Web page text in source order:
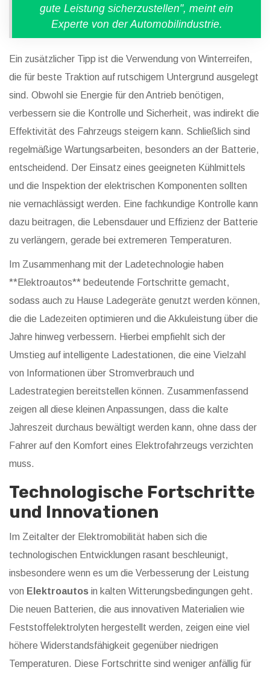
gute Leistung sicherzustellen", meint ein
Experte von der Automobilindustrie.
Ein zusätzlicher Tipp ist die Verwendung von Winterreifen,
die für beste Traktion auf rutschigem Untergrund ausgelegt
sind. Obwohl sie Energie für den Antrieb benötigen,
verbessern sie die Kontrolle und Sicherheit, was indirekt die
Effektivität des Fahrzeugs steigern kann. Schließlich sind
regelmäßige Wartungsarbeiten, besonders an der Batterie,
entscheidend. Der Einsatz eines geeigneten Kühlmittels
und die Inspektion der elektrischen Komponenten sollten
nie vernachlässigt werden. Eine fachkundige Kontrolle kann
dazu beitragen, die Lebensdauer und Effizienz der Batterie
zu verlängern, gerade bei extremeren Temperaturen.
Im Zusammenhang mit der Ladetechnologie haben
**Elektroautos** bedeutende Fortschritte gemacht,
sodass auch zu Hause Ladegeräte genutzt werden können,
die die Ladezeiten optimieren und die Akkuleistung über die
Jahre hinweg verbessern. Hierbei empfiehlt sich der
Umstieg auf intelligente Ladestationen, die eine Vielzahl
von Informationen über Stromverbrauch und
Ladestrategien bereitstellen können. Zusammenfassend
zeigen all diese kleinen Anpassungen, dass die kalte
Jahreszeit durchaus bewältigt werden kann, ohne dass der
Fahrer auf den Komfort eines Elektrofahrzeugs verzichten
muss.
Technologische Fortschritte
und Innovationen
Im Zeitalter der Elektromobilität haben sich die
technologischen Entwicklungen rasant beschleunigt,
insbesondere wenn es um die Verbesserung der Leistung
von Elektroautos in kalten Witterungsbedingungen geht.
Die neuen Batterien, die aus innovativen Materialien wie
Feststoffelektrolyten hergestellt werden, zeigen eine viel
höhere Widerstandsfähigkeit gegenüber niedrigen
Temperaturen. Diese Fortschritte sind weniger anfällig für